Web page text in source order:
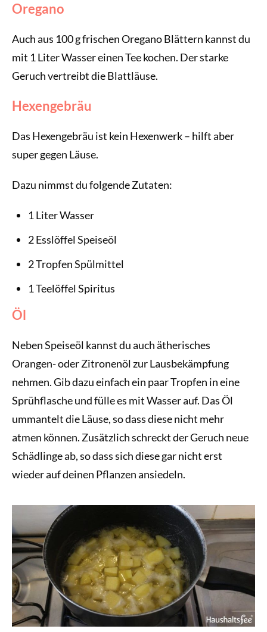
Oregano
Auch aus 100 g frischen Oregano Blättern kannst du
mit 1 Liter Wasser einen Tee kochen. Der starke
Geruch vertreibt die Blattläuse.
Hexengebräu
Das Hexengebräu ist kein Hexenwerk – hilft aber
super gegen Läuse.
Dazu nimmst du folgende Zutaten:
1 Liter Wasser
2 Esslöffel Speiseöl
2 Tropfen Spülmittel
1 Teelöffel Spiritus
Öl
Neben Speiseöl kannst du auch ätherisches
Orangen- oder Zitronenöl zur Lausbekämpfung
nehmen. Gib dazu einfach ein paar Tropfen in eine
Sprühflasche und fülle es mit Wasser auf. Das Öl
ummantelt die Läuse, so dass diese nicht mehr
atmen können. Zusätzlich schreckt der Geruch neue
Schädlinge ab, so dass sich diese gar nicht erst
wieder auf deinen Pflanzen ansiedeln.